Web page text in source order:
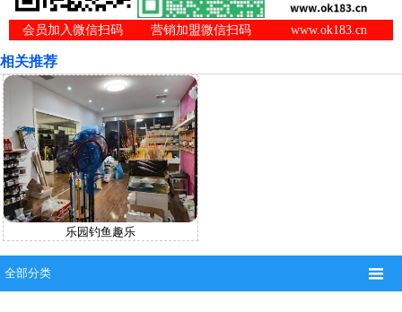
会员加入微信扫码 营销加盟微信扫码 www.ok183.cn
相关推荐
乐园钓鱼趣乐
全部分类 